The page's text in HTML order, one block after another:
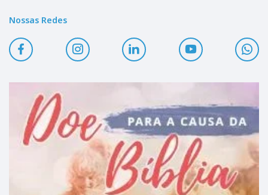
Nossas Redes